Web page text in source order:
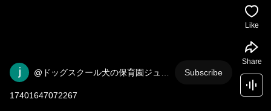
@ドッグスクール犬の保育園ジュエ
Subscribe
17401647072267
Like
Share